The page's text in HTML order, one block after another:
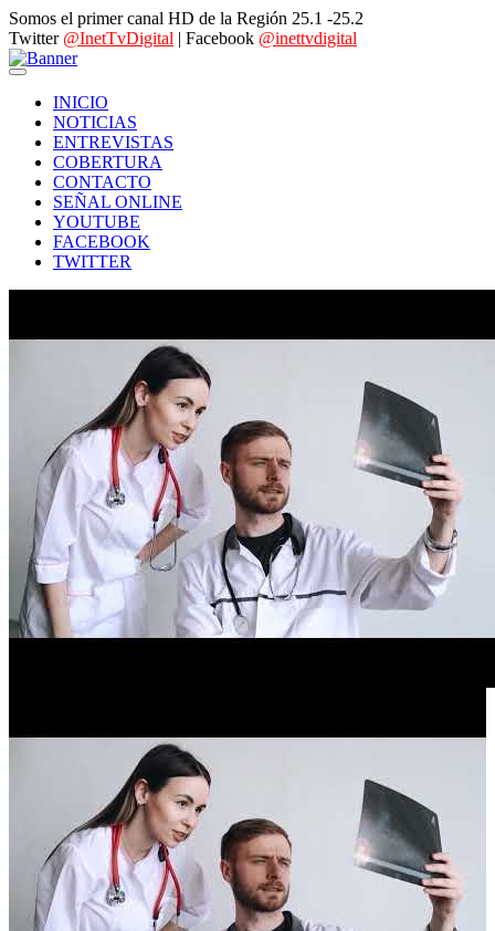
Somos el primer canal HD de la Región 25.1 -25.2
Twitter @InetTvDigital | Facebook @inettvdigital
INICIO
NOTICIAS
ENTREVISTAS
COBERTURA
CONTACTO
SEÑAL ONLINE
YOUTUBE
FACEBOOK
TWITTER